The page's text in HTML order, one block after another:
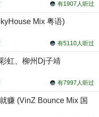
有1907人听过
Mix 粤语)
有5110人听过
虹、柳州Dj子靖
有7997人听过
赚 (VinZ Bounce Mix 国